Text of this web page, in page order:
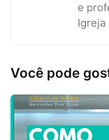
e
Igreja
Você pode